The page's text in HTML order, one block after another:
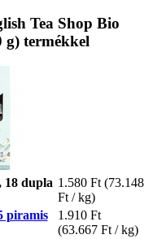
Tea Shop Bio
g) termékkel
18 dupla 1.580 Ft (73.148
Ft / kg)
piramis
1.910 Ft
(63.667 Ft / kg)